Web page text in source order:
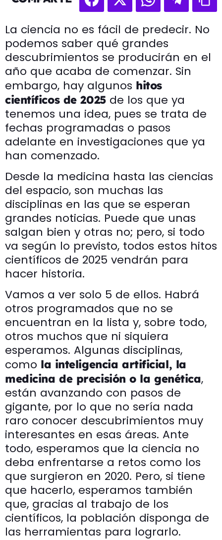
La ciencia no es fácil de predecir. No
podemos saber qué grandes
descubrimientos se producirán en el
año que acaba de comenzar. Sin
embargo, hay algunos hitos
científicos de 2025de los que ya
tenemos una idea, pues se trata de
fechas programadas o pasos
adelante en investigaciones que ya
han comenzado.
Desde la medicina hasta las ciencias
del espacio, son muchas las
disciplinas en las que se esperan
grandes noticias. Puede que unas
salgan bien y otras no; pero, si todo
va según lo previsto, todos estos hitos
científicos de 2025 vendrán para
hacer historia.
Vamos a ver solo 5 de ellos. Habrá
otros programados que no se
encuentran en la lista y, sobre todo,
otros muchos que ni siquiera
esperamos. Algunas disciplinas,
como la inteligencia artificial, la
medicina de precisión o la genética,
están avanzando con pasos de
gigante, por lo que no sería nada
raro conocer descubrimientos muy
interesantes en esas áreas. Ante
todo, esperamos que la ciencia no
deba enfrentarse a retos como los
que surgieron en 2020. Pero, si tiene
que hacerlo, esperamos también
que, gracias al trabajo de los
científicos, la población disponga de
las herramientas para lograrlo.